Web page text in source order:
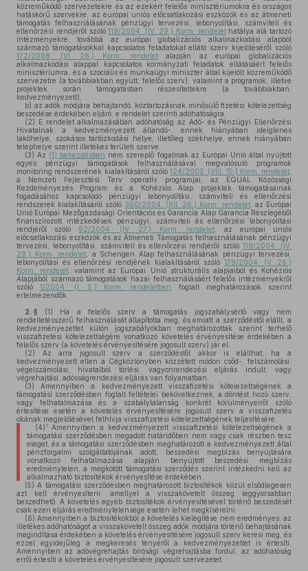
közreműködő szervezetekre és az ezekért felelős minisztériumokra és országos
hatáskörű szervekre, az európai uniós előcsatlakozási eszközök és az átmeneti
támogatás felhasználásának pénzügyi tervezési, lebonyolítási, számviteli és
ellenőrzési rendjéről szóló119/2004. (IV. 29.) Korm. rendelethatálya alá tartozó
intézményekre, továbbá az európai globalizációs alkalmazkodási alapból
származó támogatásokkal kapcsolatos feladatokat ellátó szerv kijelöléséről szóló
172/2008. (VI. 28.) Korm. rendeletalapján az európai globalizációs
alkalmazkodási alappal kapcsolatos kormányzati feladatok ellátásáért felelős
minisztériumra, és a szociális és munkaügyi miniszter által kijelölt közreműködő
szervezetre (a továbbiakban együtt: felelős szerv), valamint a programok, illetve
projektek során támogatásban részesítettekre (a továbbiakban:
kedvezményezett),
b) az adók módjára behajtandó, köztartozásnak minősülő fizetési kötelezettség
beszedése érdekében eljáró, e rendelet szerinti adóhatóságra.
(2) E rendelet alkalmazásában adóhatóság az Adó- és Pénzügyi Ellenőrzési
Hivatalnak a kedvezményezett állandó-, ennek hiányában ideiglenes
lakóhelye, szokásos tartózkodási helye, illetőleg székhelye, ennek hiányában
telephelye szerint illetékes területi szerve.
(3) Az (1) bekezdésben nem szereplő fogalmak az Európai Unió által nyújtott
egyes pénzügyi támogatások felhasználásával megvalósuló programok
monitoring rendszerének kialakításáról szóló 124/2003. (VIII. 15.) Korm. rendelet
a Nemzeti Fejlesztési Terv operatív programjai, az EQUAL Közösségi
Kezdeményezés Program és a Kohéziós Alap projektek támogatásainak
fogadásához kapcsolódó pénzügyi lebonyolítási, számviteli és ellenőrzési
rendszerek kialakításáról szóló 360/2004. (XII. 26.) Korm. rendelet, az Európai
Unió Európai Mezőgazdasági Orientációs és Garancia Alap Garancia Részlegéből
finanszírozott intézkedések pénzügyi, számviteli és ellenőrzési lebonyolítási
rendjéről szóló 92/2004. (IV. 27.) Korm. rendelet, az európai uniós
előcsatlakozási eszközök és az Átmeneti Támogatás felhasználásának pénzügyi
tervezési, lebonyolítási, számviteli és ellenőrzési rendjéről szóló119/2004. (IV.
29.) Korm. rendelet , a Schengen Alap felhasználásának pénzügyi tervezési,
lebonyolítási és ellenőrzési rendjének kialakításáról szóló 179/2004. (V. 26.)
Korm. rendelet , valamint az Európai Unió strukturális alapjaiból és Kohéziós
Alapjából származó támogatások hazai felhasználásáért felelős intézményekről
szóló1/2004. (I. 5.) Korm. rendeletben
foglalt meghatározások szerint
értelmezendők.
2. § (1)
Ha a felelős szerv a támogatás jogszabálysértő vagy nem
rendeltetésszerű felhasználását állapította meg, és emiatt a szerződéstől elállt, a
kedvezményezettet külön jogszabályokban meghatározottak szerint terhelő
visszafizetési kötelezettségére vonatkozó követelés érvényesítése érdekében a
felelős szerv (a követelés érvényesítésére jogosult szerv) jár el.
(2) Az arra jogosult szerv a szerződéstől akkor is elállhat, ha a
kedvezményezett ellen a Cégközlönyben közzétett módon csőd-, felszámolási,
végelszámolási, hivatalból törlési, vagyonrendezési eljárás indult, vagy
végrehajtási, adósságrendezési eljárás van folyamatban.
(3) Amennyiben a kedvezményezett visszafizetési kötelezettségének a
támogatási szerződésben foglalt feltételei bekövetkeznek, a döntést hozó szerv,
vagy felhatalmazása és a szabálytalanság konkrét körülményeiről szóló
értesítése esetén a követelés érvényesítésére jogosult szerv a visszafizetés
okának megjelölésével felhívja visszafizetési kötelezettségének teljesítésére.
(4) 3Amennyiben a kedvezményezett visszafizetési kötelezettségének a
támogatási szerződésben megadott határidőben nem vagy csak részben tesz
eleget, és a támogatási szerződésben meghatározott a kedvezményezett által
pénzforgalmi szolgáltatójának adott, beszedési megbízás benyújtására
vonatkozó felhatalmazása alapján benyújtott beszedési megbízás
eredménytelen, a megkötött támogatási szerződés szerint intézkedni kell az
alkalmazható biztosítékok érvényesítése érdekében.
(5) A támogatási szerződésben meghatározott biztosítékok közül elsődlegesen
azt kell érvényesíteni, amellyel a visszakövetelt összeg leggyorsabban
beszedhető. A követelés egyéb biztosítékok érvényesítésével történő beszedését
csak ezen eljárás eredménytelensége esetén lehet megkísérelni.
(6) Amennyiben a biztosítékokból a követelés kielégítése nem eredményes, az
illetékes adóhatóságot a visszakövetelt összeg adók módjára történő behajtásának
megindítása érdekében a követelés érvényesítésére jogosult szerv keresi meg, és
ezzel egyidejűleg a megkeresés tényéről a kedvezményezettet is értesíti.
Amennyiben az adóvégrehajtás bírósági végrehajtásba fordul, az adóhatóság
erről értesíti a követelés érvényesítésére jogosult szervezetet.